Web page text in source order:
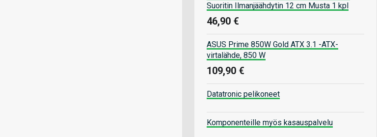
Suoritin Ilmanjäähdytin 12 cm Musta 1 kpl
46,90 €
ASUS Prime 850W Gold ATX 3.1 -ATX-
virtalähde, 850 W
109,90 €
Datatronic pelikoneet
Komponenteille myös kasauspalvelu